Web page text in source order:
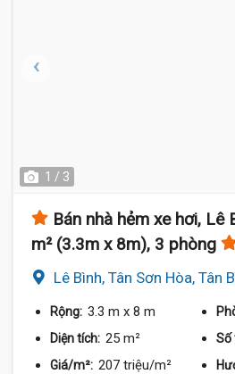
1 / 3
Bán nhà hẻm xe hơi, Lê
m² (3.3m x 8m), 3 phòng
Lê Bình, Tân Sơn Hòa, Tân
Rộng: 3.3 m x 8 m
Diện tích: 25 m² Số
Giá/m²: 207 triệu/m²